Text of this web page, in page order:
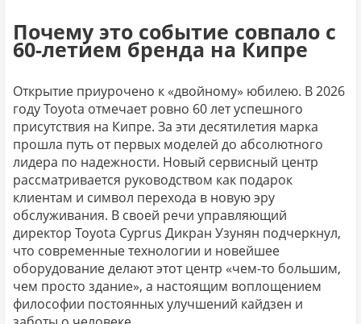
Почему это событие совпало с
60-летием бренда на Кипре
Открытие приурочено к «двойному» юбилею. В 2026
году Toyota отмечает ровно 60 лет успешного
присутствия на Кипре. За эти десятилетия марка
прошла путь от первых моделей до абсолютного
лидера по надежности. Новый сервисный центр
рассматривается руководством как подарок
клиентам и символ перехода в новую эру
обслуживания. В своей речи управляющий
директор Toyota Cyprus Дикран Узунян подчеркнул,
что современные технологии и новейшее
оборудование делают этот центр «чем-то большим,
чем просто здание», а настоящим воплощением
философии постоянных улучшений кайдзен и